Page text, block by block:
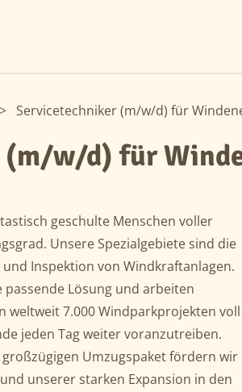
> Servicetechniker (m/w/d) für
w/d) für
geschulte Menschen voller
Unsere Spezialgebiete sind die
Inspektion von Windkraftanlagen.
Lösung und arbeiten
weltweit 7.000 Windparkprojekten voll
jeden Tag weiter voranzutreiben.
Umzugspaket fördern wir
unserer starken Expansion in den